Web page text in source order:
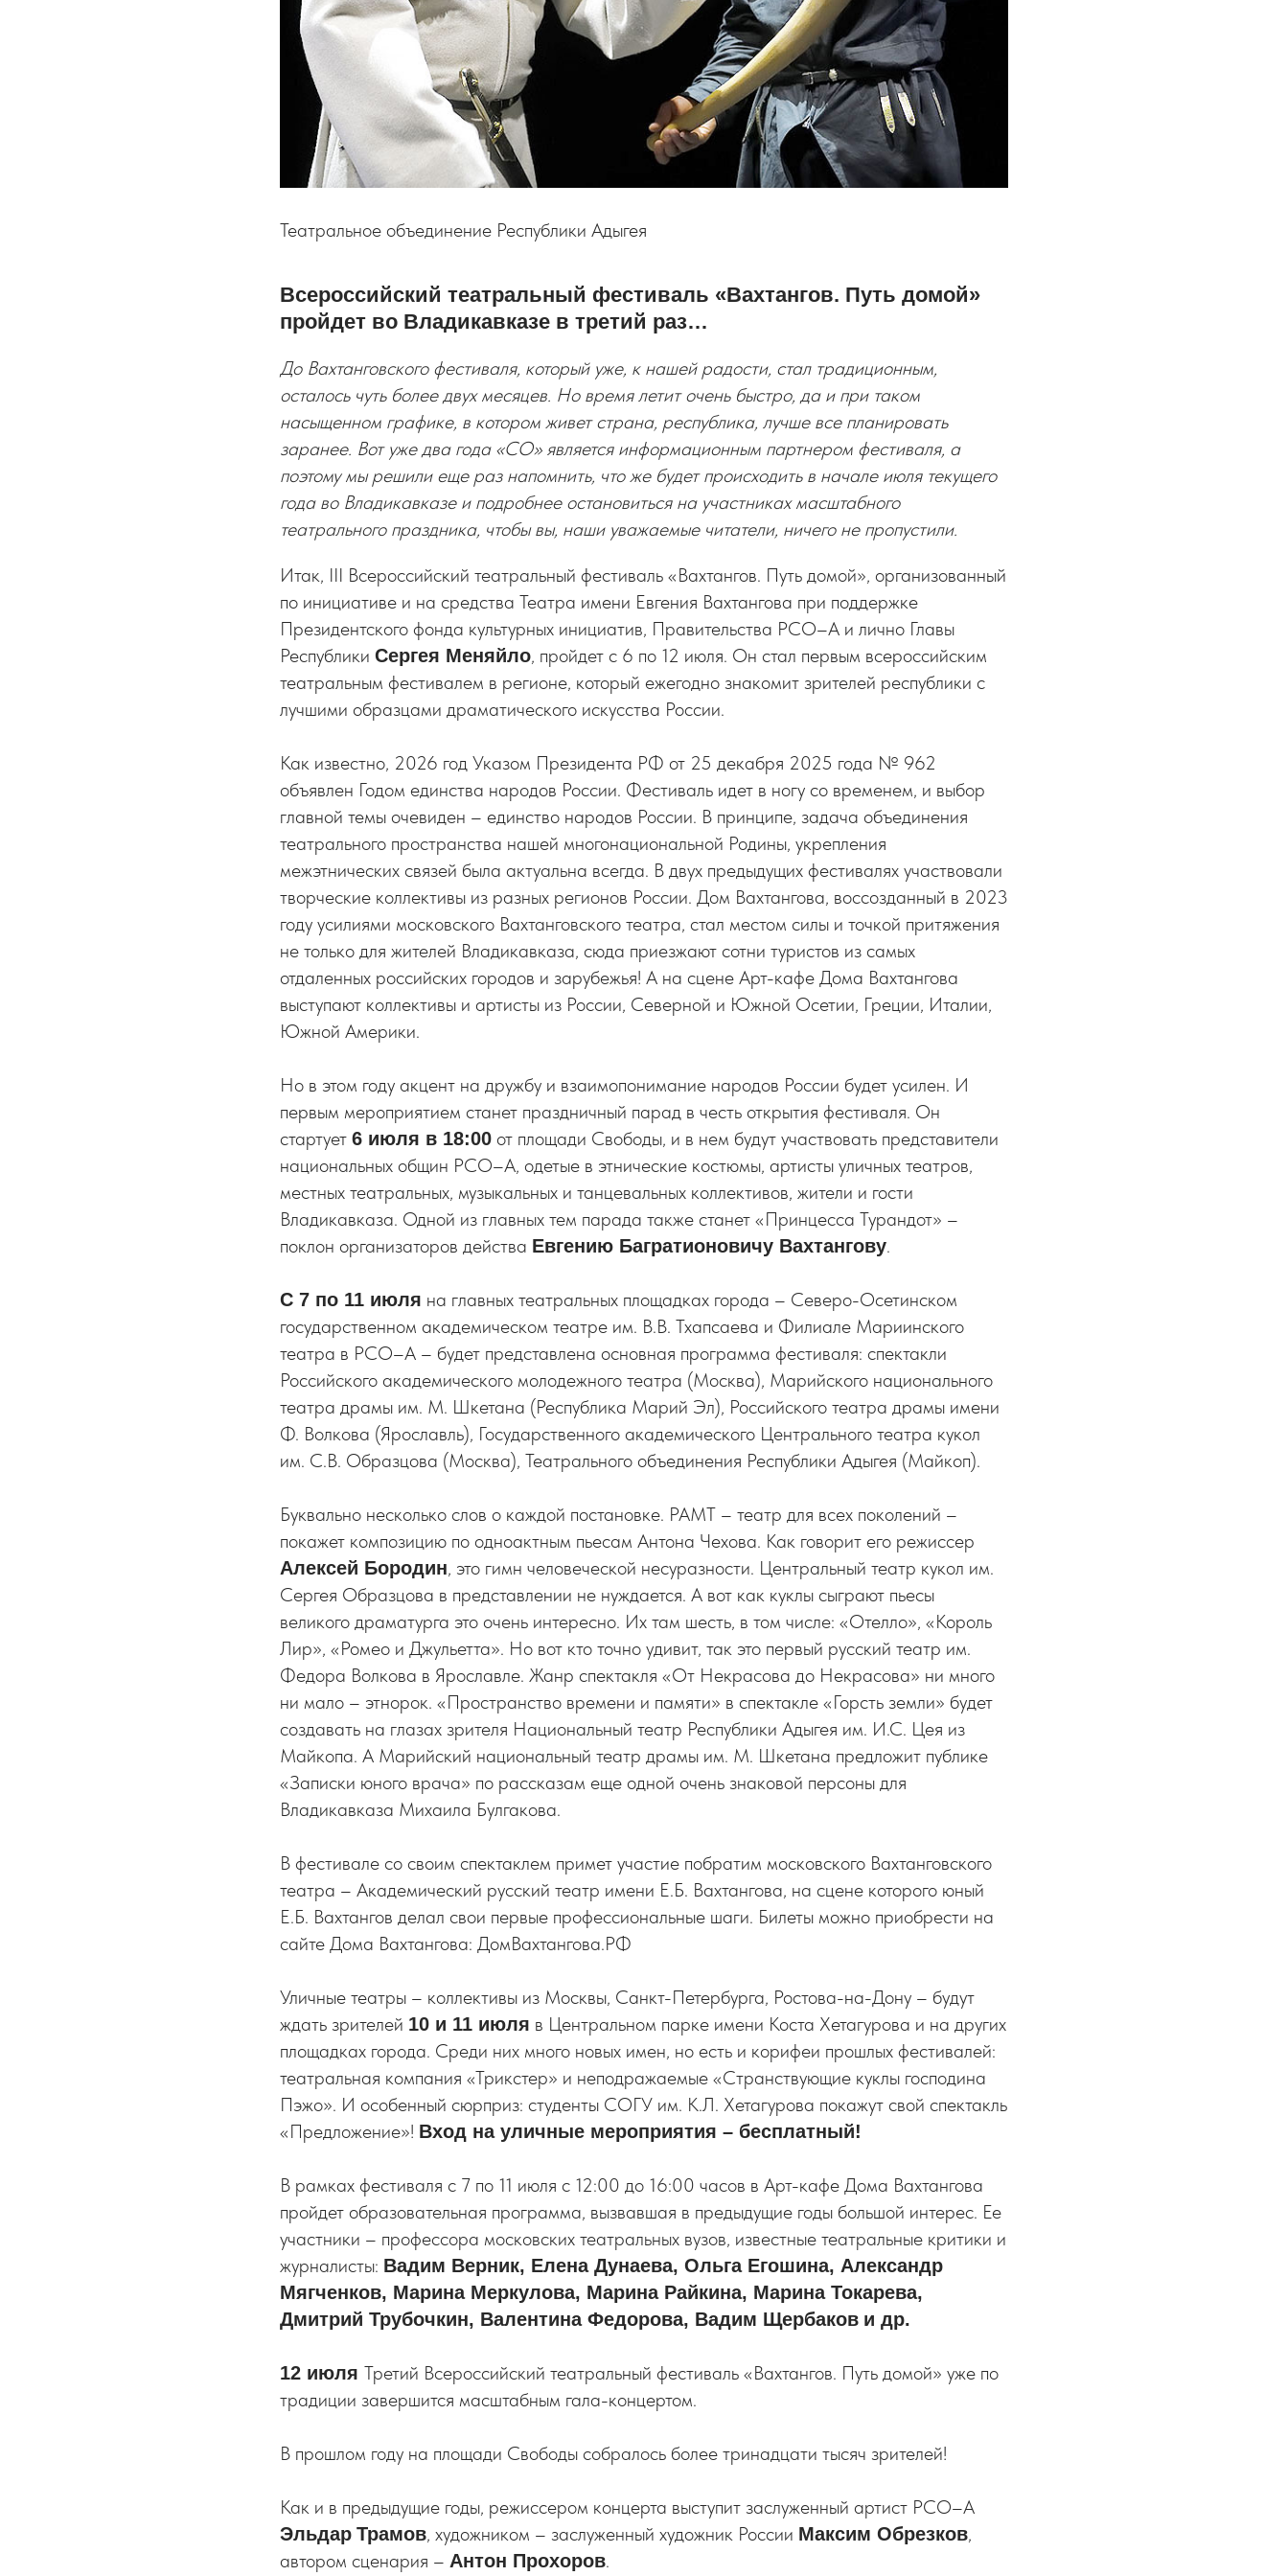
Театральное объединение Республики Адыгея
Всероссийский театральный фестиваль «Вахтангов. Путь домой»
пройдет во Владикавказе в третий раз…
До Вахтанговского фестиваля, который уже, к нашей радости, стал традиционным,
осталось чуть более двух месяцев. Но время летит очень быстро, да и при таком
насыщенном графике, в котором живет страна, республика, лучше все планировать
заранее. Вот уже два года «СО» является информационным партнером фестиваля, а
поэтому мы решили еще раз напомнить, что же будет происходить в начале июля текущего
года во Владикавказе и подробнее остановиться на участниках масштабного
театрального праздника, чтобы вы, наши уважаемые читатели, ничего не пропустили.
Итак, III Всероссийский театральный фестиваль «Вахтангов. Путь домой», организованный
по инициативе и на средства Театра имени Евгения Вахтангова при поддержке
Президентского фонда культурных инициатив, Правительства РСО–А и лично Главы
Республики Сергея Меняйло, пройдет с 6 по 12 июля. Он стал первым всероссийским
театральным фестивалем в регионе, который ежегодно знакомит зрителей республики с
лучшими образцами драматического искусства России.
Как известно, 2026 год Указом Президента РФ от 25 декабря 2025 года № 962
объявлен Годом единства народов России. Фестиваль идет в ногу со временем, и выбор
главной темы очевиден – единство народов России. В принципе, задача объединения
театрального пространства нашей многонациональной Родины, укрепления
межэтнических связей была актуальна всегда. В двух предыдущих фестивалях участвовали
творческие коллективы из разных регионов России. Дом Вахтангова, воссозданный в 2023
году усилиями московского Вахтанговского театра, стал местом силы и точкой притяжения
не только для жителей Владикавказа, сюда приезжают сотни туристов из самых
отдаленных российских городов и зарубежья! А на сцене Арт-кафе Дома Вахтангова
выступают коллективы и артисты из России, Северной и Южной Осетии, Греции, Италии,
Южной Америки.
Но в этом году акцент на дружбу и взаимопонимание народов России будет усилен. И
первым мероприятием станет праздничный парад в честь открытия фестиваля. Он
стартует 6 июля в 18:00 от площади Свободы, и в нем будут участвовать представители
национальных общин РСО–А, одетые в этнические костюмы, артисты уличных театров,
местных театральных, музыкальных и танцевальных коллективов, жители и гости
Владикавказа. Одной из главных тем парада также станет «Принцесса Турандот» –
поклон организаторов действа Евгению Багратионовичу Вахтангову.
С 7 по 11 июля на главных театральных площадках города – Северо-Осетинском
государственном академическом театре им. В.В. Тхапсаева и Филиале Мариинского
театра в РСО–А – будет представлена основная программа фестиваля: спектакли
Российского академического молодежного театра (Москва), Марийского национального
театра драмы им. М. Шкетана (Республика Марий Эл), Российского театра драмы имени
Ф. Волкова (Ярославль), Государственного академического Центрального театра кукол
им. С.В. Образцова (Москва), Театрального объединения Республики Адыгея (Майкоп).
Буквально несколько слов о каждой постановке. РАМТ – театр для всех поколений –
покажет композицию по одноактным пьесам Антона Чехова. Как говорит его режиссер
Алексей Бородин, это гимн человеческой несуразности. Центральный театр кукол им.
Сергея Образцова в представлении не нуждается. А вот как куклы сыграют пьесы
великого драматурга это очень интересно. Их там шесть, в том числе: «Отелло», «Король
Лир», «Ромео и Джульетта». Но вот кто точно удивит, так это первый русский театр им.
Федора Волкова в Ярославле. Жанр спектакля «От Некрасова до Некрасова» ни много
ни мало – этнорок. «Пространство времени и памяти» в спектакле «Горсть земли» будет
создавать на глазах зрителя Национальный театр Республики Адыгея им. И.С. Цея из
Майкопа. А Марийский национальный театр драмы им. М. Шкетана предложит публике
«Записки юного врача» по рассказам еще одной очень знаковой персоны для
Владикавказа Михаила Булгакова.
В фестивале со своим спектаклем примет участие побратим московского Вахтанговского
театра – Академический русский театр имени Е.Б. Вахтангова, на сцене которого юный
Е.Б. Вахтангов делал свои первые профессиональные шаги. Билеты можно приобрести на
сайте Дома Вахтангова: ДомВахтангова.РФ
Уличные театры – коллективы из Москвы, Санкт-Петербурга, Ростова-на-Дону – будут
ждать зрителей 10 и 11 июля в Центральном парке имени Коста Хетагурова и на других
площадках города. Среди них много новых имен, но есть и корифеи прошлых фестивалей:
театральная компания «Трикстер» и неподражаемые «Странствующие куклы господина
Пэжо». И особенный сюрприз: студенты СОГУ им. К.Л. Хетагурова покажут свой спектакль
«Предложение»! Вход на уличные мероприятия – бесплатный!
В рамках фестиваля с 7 по 11 июля с 12:00 до 16:00 часов в Арт-кафе Дома Вахтангова
пройдет образовательная программа, вызвавшая в предыдущие годы большой интерес. Ее
участники – профессора московских театральных вузов, известные театральные критики и
журналисты: Вадим Верник, Елена Дунаева, Ольга Егошина, Александр
Мягченков, Марина Меркулова, Марина Райкина, Марина Токарева,
Дмитрий Трубочкин, Валентина Федорова, Вадим Щербаков и др.
12 июля Третий Всероссийский театральный фестиваль «Вахтангов. Путь домой» уже по
традиции завершится масштабным гала-концертом.
В прошлом году на площади Свободы собралось более тринадцати тысяч зрителей!
Как и в предыдущие годы, режиссером концерта выступит заслуженный артист РСО–А
Эльдар Трамов, художником – заслуженный художник России Максим Обрезков,
автором сценария – Антон Прохоров.